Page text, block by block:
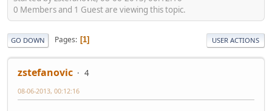
0 Members and 1 Guest are viewing this topic.
GO DOWN Pages 1 USER ACTIONS
zstefanovic 4
08-06-2013, 00:12:16